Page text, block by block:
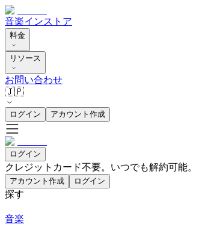
音楽インストア
料金
リソース
お問い合わせ
🇯🇵
ログイン アカウント作成
ログイン
クレジットカード不要。いつでも解約可能。
アカウント作成 ログイン
探す
音楽